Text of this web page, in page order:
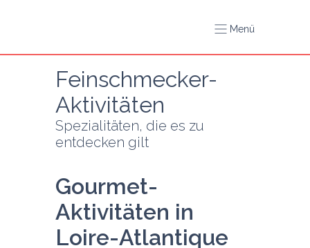
Menü
Feinschmecker-
Aktivitäten
Spezialitäten, die es zu
entdecken gilt
Gourmet-
Aktivitäten in
Loire-Atlantique